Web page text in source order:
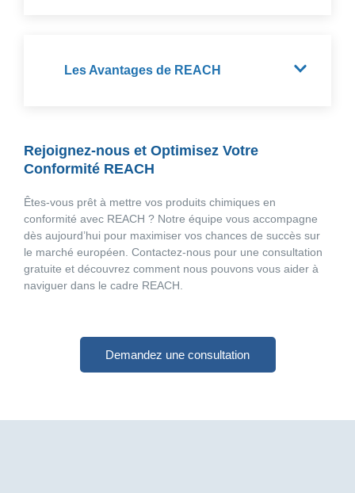
Les Avantages de REACH
Rejoignez-nous et Optimisez Votre
Conformité REACH
Êtes-vous prêt à mettre vos produits chimiques en
conformité avec REACH ? Notre équipe vous accompagne
dès aujourd’hui pour maximiser vos chances de succès sur
le marché européen. Contactez-nous pour une consultation
gratuite et découvrez comment nous pouvons vous aider à
naviguer dans le cadre REACH.
Demandez une consultation